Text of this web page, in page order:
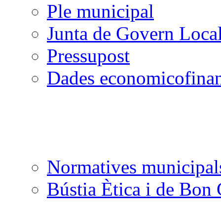
Ple municipal
Junta de Govern
Pressupost
Dades
Normatives
Bústia Ètica i de Bon